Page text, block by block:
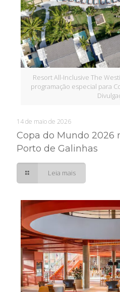
Resort All-Inclusive The
programação especial para
14 de maio de 2026
Copa do Mundo 2026
Porto de Galinhas
Leia mais